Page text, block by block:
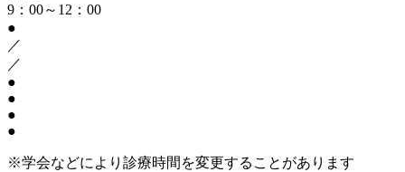
9：00～12：00
●
／
／
●
●
●
●
※学会などにより診療時間を変更することがあります